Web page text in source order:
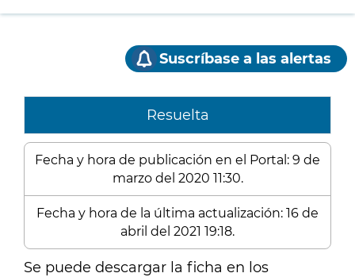
Suscríbase a las alertas
Resuelta
Fecha y hora de publicación en el Portal: 9 de
marzo del 2020 11:30.
Fecha y hora de la última actualización: 16 de
abril del 2021 19:18.
Se puede descargar la ficha en los